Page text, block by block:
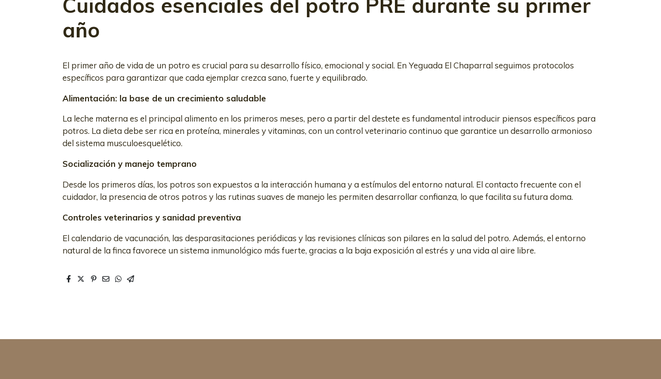
Cuidados esenciales del potro PRE durante su primer
año
El primer año de vida de un potro es crucial para su desarrollo físico, emocional y social. En Yeguada El Chaparral seguimos protocolos
específicos para garantizar que cada ejemplar crezca sano, fuerte y equilibrado.
Alimentación: la base de un crecimiento saludable
La leche materna es el principal alimento en los primeros meses, pero a partir del destete es fundamental introducir piensos específicos para
potros. La dieta debe ser rica en proteína, minerales y vitaminas, con un control veterinario continuo que garantice un desarrollo armonioso
del sistema musculoesquelético.
Socialización y manejo temprano
Desde los primeros días, los potros son expuestos a la interacción humana y a estímulos del entorno natural. El contacto frecuente con el
cuidador, la presencia de otros potros y las rutinas suaves de manejo les permiten desarrollar confianza, lo que facilita su futura doma.
Controles veterinarios y sanidad preventiva
El calendario de vacunación, las desparasitaciones periódicas y las revisiones clínicas son pilares en la salud del potro. Además, el entorno
natural de la finca favorece un sistema inmunológico más fuerte, gracias a la baja exposición al estrés y una vida al aire libre.